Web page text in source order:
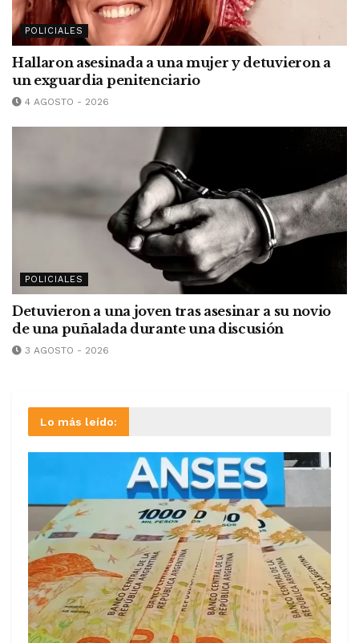
POLICIALES
Hallaron asesinada a una mujer y detuvieron a
un exguardia penitenciario
4 AGOSTO - 2026
POLICIALES
Detuvieron a una joven tras asesinar a su novio
de una puñalada durante una discusión
3 AGOSTO - 2026
Lo más leído: